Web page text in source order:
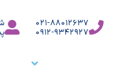
021-88012637
0912-9342927